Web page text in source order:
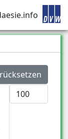
Anzeige #